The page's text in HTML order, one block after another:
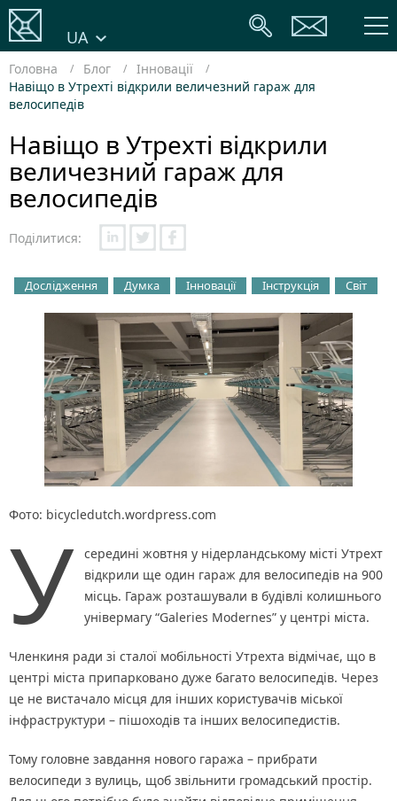
UA
Головна Блог
Інновації
Навіщо в Утрехті відкрили величезний гараж для
велосипедів
Навіщо в Утрехті відкрили
величезний гараж для
велосипедів
Поділитися:
Дослідження Думка Інновації Інструкція Світ
Фото: bicycledutch.wordpress.com
У
середині жовтня у нідерландському місті Утрехт
відкрили ще один гараж для велосипедів на 900
місць. Гараж розташували в будівлі колишнього
універмагу “Galeries Modernes” у центрі міста.
Членкиня ради зі сталої мобільності Утрехта відмічає, що в
центрі міста припарковано дуже багато велосипедів. Через
це не вистачало місця для інших користувачів міської
інфраструктури – пішоходів та інших велосипедистів.
Тому головне завдання нового гаража – прибрати
велосипеди з вулиць, щоб звільнити громадський простір.